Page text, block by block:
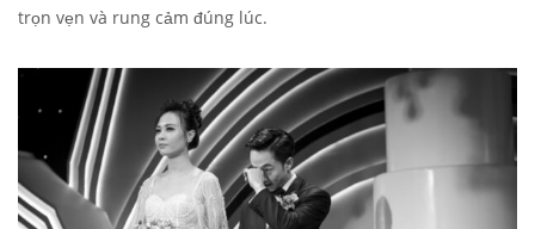
trọn vẹn và rung cảm đúng lúc.